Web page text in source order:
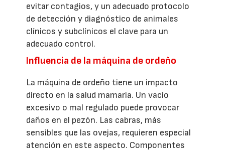
evitar contagios, y un adecuado protocolo
de detección y diagnóstico de animales
clínicos y subclínicos el clave para un
adecuado control.
Influencia de la máquina de ordeño
La máquina de ordeño tiene un impacto
directo en la salud mamaria. Un vacío
excesivo o mal regulado puede provocar
daños en el pezón. Las cabras, más
sensibles que las ovejas, requieren especial
atención en este aspecto. Componentes